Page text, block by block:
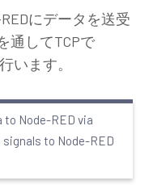
にデータを送受
通してTCPで
います。
to Node-RED via
signals to Node-RED